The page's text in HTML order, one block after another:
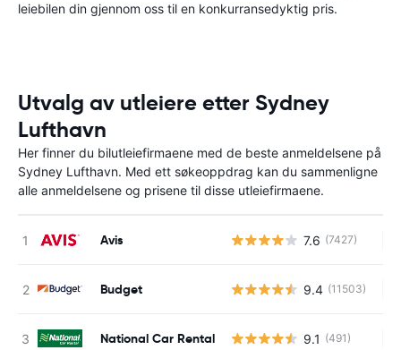
leiebilen din gjennom oss til en konkurransedyktig pris.
Utvalg av utleiere etter Sydney
Lufthavn
Her finner du bilutleiefirmaene med de beste anmeldelsene på
Sydney Lufthavn. Med ett søkeoppdrag kan du sammenligne
alle anmeldelsene og prisene til disse utleiefirmaene.
Avis 7.6 (7427)
Budget 9.4 (11503)
National Car Rental 9.1 (491)